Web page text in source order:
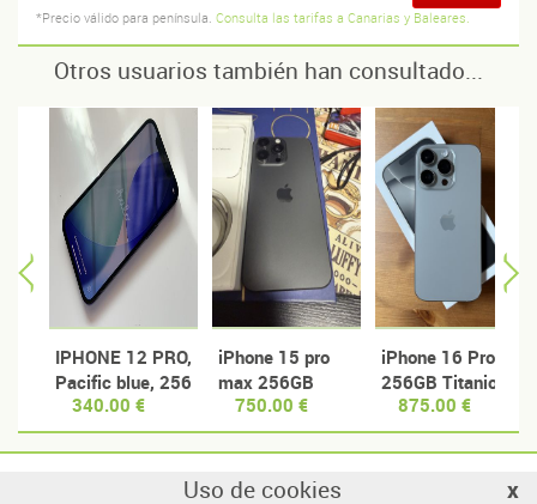
*Precio válido para península. Consulta las tarifas a Canarias y Baleares.
Otros usuarios también han consultado...
IPHONE 12 PRO,
Pacific blue, 256
gb340.00 €
iPhone 15 pro
max 256GB
Titanio negro
750.00 €
iPhone 16 Pro
256GB Titanio
Natural
875.00 €
© Manzanas usadas
Uso de cookies x